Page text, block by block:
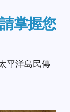
掌握您
平洋島民傳